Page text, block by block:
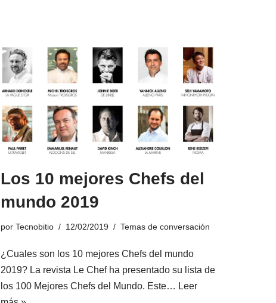
Los 10 mejores Chefs del
mundo 2019
por Tecnobitio 12/02/2019 Temas de conversación
¿Cuales son los 10 mejores Chefs del mundo
2019? La revista Le Chef ha presentado su lista de
los 100 Mejores Chefs del Mundo. Este… Leer